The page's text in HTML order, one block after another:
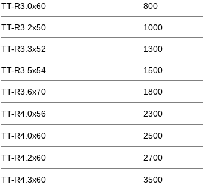
TT-R3.0x60 800
TT-R3.2x50 1000
TT-R3.3x52 1300
TT-R3.5x54 1500
TT-R3.6x70 1800
TT-R4.0x56 2300
TT-R4.0x60 2500
TT-R4.2x60 2700
TT-R4.3x60 3500